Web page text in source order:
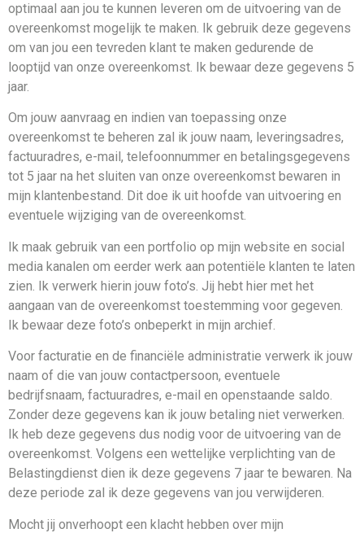
optimaal aan jou te kunnen leveren om de uitvoering van de
overeenkomst mogelijk te maken. Ik gebruik deze gegevens
om van jou een tevreden klant te maken gedurende de
looptijd van onze overeenkomst. Ik bewaar deze gegevens 5
jaar.
Om jouw aanvraag en indien van toepassing onze
overeenkomst te beheren zal ik jouw naam, leveringsadres,
factuuradres, e-mail, telefoonnummer en betalingsgegevens
tot 5 jaar na het sluiten van onze overeenkomst bewaren in
mijn klantenbestand. Dit doe ik uit hoofde van uitvoering en
eventuele wijziging van de overeenkomst.
Ik maak gebruik van een portfolio op mijn website en social
media kanalen om eerder werk aan potentiële klanten te laten
zien. Ik verwerk hierin jouw foto’s. Jij hebt hier met het
aangaan van de overeenkomst toestemming voor gegeven.
Ik bewaar deze foto’s onbeperkt in mijn archief.
Voor facturatie en de financiële administratie verwerk ik jouw
naam of die van jouw contactpersoon, eventuele
bedrijfsnaam, factuuradres, e-mail en openstaande saldo.
Zonder deze gegevens kan ik jouw betaling niet verwerken.
Ik heb deze gegevens dus nodig voor de uitvoering van de
overeenkomst. Volgens een wettelijke verplichting van de
Belastingdienst dien ik deze gegevens 7 jaar te bewaren. Na
deze periode zal ik deze gegevens van jou verwijderen.
Mocht jij onverhoopt een klacht hebben over mijn